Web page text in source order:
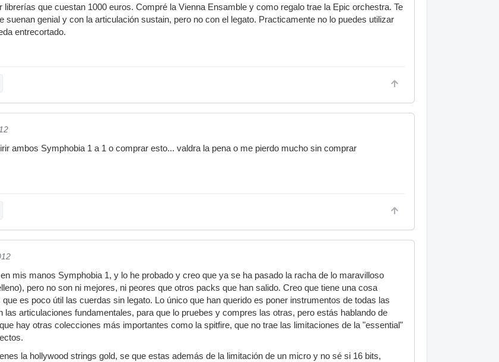
librerías que cuestan 1000 euros. Compré la Vienna Ensamble y como regalo trae la Epic orchestra. Te
suenan genial y con la articulación sustain, pero no con el legato. Practicamente no lo puedes utilizar
entrecortado.
ambos Symphobia 1 a 1 o comprar esto... valdra la pena o me pierdo mucho sin comprar
mis manos Symphobia 1, y lo he probado y creo que ya se ha pasado la racha de lo maravilloso
pero no son ni mejores, ni peores que otros packs que han salido. Creo que tiene una cosa
es poco útil las cuerdas sin legato. Lo único que han querido es poner instrumentos de todas las
las articulaciones fundamentales, para que lo pruebes y compres las otras, pero estás hablando de
hay otras colecciones más importantes como la spitfire, que no trae las limitaciones de la "essential"
la hollywood strings gold, se que estas además de la limitación de un micro y no sé si 16 bits,